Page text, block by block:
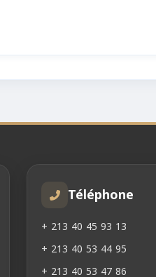
Téléphone
+ 213 40 45 93 13
+ 213 40 53 44 95
+ 213 40 53 47 86